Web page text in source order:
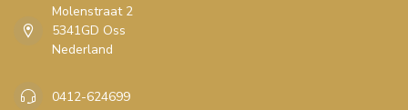
Molenstraat 2
5341GD Oss
Nederland
0412-624699